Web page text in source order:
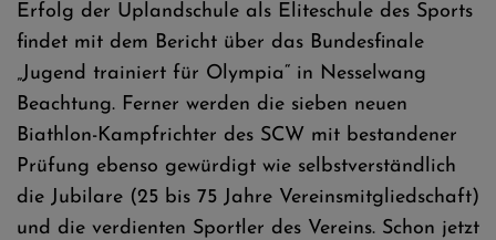
Erfolg der Uplandschule als Eliteschule des Sports
findet mit dem Bericht über das Bundesfinale
„Jugend trainiert für Olympia“ in Nesselwang
Beachtung. Ferner werden die sieben neuen
Biathlon-Kampfrichter des SCW mit bestandener
Prüfung ebenso gewürdigt wie selbstverständlich
die Jubilare (25 bis 75 Jahre Vereinsmitgliedschaft)
und die verdienten Sportler des Vereins. Schon jetzt